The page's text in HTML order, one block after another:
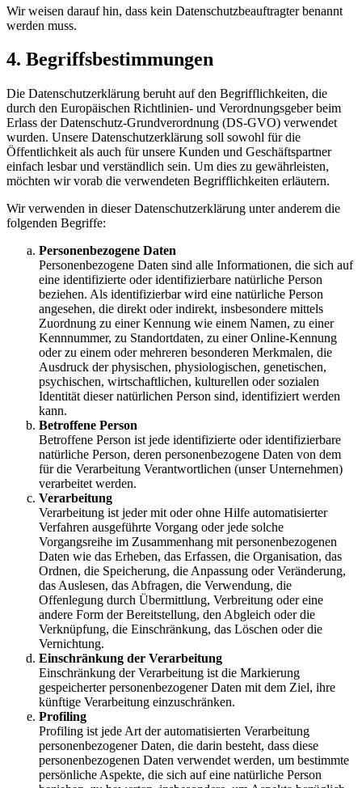
Wir weisen darauf hin, dass kein Datenschutzbeauftragter benannt
werden muss.
4. Begriffsbestimmungen
Die Datenschutzerklärung beruht auf den Begrifflichkeiten, die
durch den Europäischen Richtlinien- und Verordnungsgeber beim
Erlass der Datenschutz-Grundverordnung (DS-GVO) verwendet
wurden. Unsere Datenschutzerklärung soll sowohl für die
Öffentlichkeit als auch für unsere Kunden und Geschäftspartner
einfach lesbar und verständlich sein. Um dies zu gewährleisten,
möchten wir vorab die verwendeten Begrifflichkeiten erläutern.
Wir verwenden in dieser Datenschutzerklärung unter anderem die
folgenden Begriffe:
Personenbezogene Daten
Personenbezogene Daten sind alle Informationen, die sich auf
eine identifizierte oder identifizierbare natürliche Person
beziehen. Als identifizierbar wird eine natürliche Person
angesehen, die direkt oder indirekt, insbesondere mittels
Zuordnung zu einer Kennung wie einem Namen, zu einer
Kennnummer, zu Standortdaten, zu einer Online-Kennung
oder zu einem oder mehreren besonderen Merkmalen, die
Ausdruck der physischen, physiologischen, genetischen,
psychischen, wirtschaftlichen, kulturellen oder sozialen
Identität dieser natürlichen Person sind, identifiziert werden
kann.
Betroffene Person
Betroffene Person ist jede identifizierte oder identifizierbare
natürliche Person, deren personenbezogene Daten von dem
für die Verarbeitung Verantwortlichen (unser Unternehmen)
verarbeitet werden.
Verarbeitung
Verarbeitung ist jeder mit oder ohne Hilfe automatisierter
Verfahren ausgeführte Vorgang oder jede solche
Vorgangsreihe im Zusammenhang mit personenbezogenen
Daten wie das Erheben, das Erfassen, die Organisation, das
Ordnen, die Speicherung, die Anpassung oder Veränderung,
das Auslesen, das Abfragen, die Verwendung, die
Offenlegung durch Übermittlung, Verbreitung oder eine
andere Form der Bereitstellung, den Abgleich oder die
Verknüpfung, die Einschränkung, das Löschen oder die
Vernichtung.
Einschränkung der Verarbeitung
Einschränkung der Verarbeitung ist die Markierung
gespeicherter personenbezogener Daten mit dem Ziel, ihre
künftige Verarbeitung einzuschränken.
Profiling
Profiling ist jede Art der automatisierten Verarbeitung
personenbezogener Daten, die darin besteht, dass diese
personenbezogenen Daten verwendet werden, um bestimmte
persönliche Aspekte, die sich auf eine natürliche Person